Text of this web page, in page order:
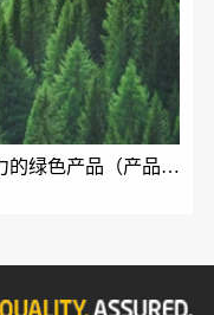
3 ”双碳“板块 第三讲_打造有竞争力的绿色产品（产品碳足迹ISO 14067与生命周期理论）